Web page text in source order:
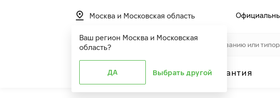
Ваш регион Москва и Московская
область?
ДА Выбрать другой
Москва и Московская область
Расширенная гарантия